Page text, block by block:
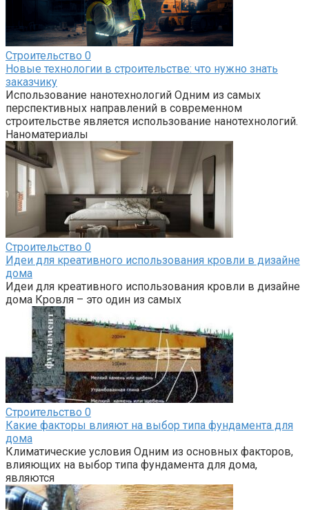
Строительство 0
Новые технологии в строительстве: что нужно знать
заказчику
Использование нанотехнологий Одним из самых
перспективных направлений в современном
строительстве является использование нанотехнологий.
Наноматериалы
Строительство 0
Идеи для креативного использования кровли в дизайне
дома
Идеи для креативного использования кровли в дизайне
дома Кровля – это один из самых
Строительство 0
Какие факторы влияют на выбор типа фундамента для
дома
Климатические условия Одним из основных факторов,
влияющих на выбор типа фундамента для дома,
являются